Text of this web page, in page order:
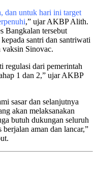
dan untuk hari ini target
,” ujar AKBP Alith.
Bangkalan tersebut
santri dan santriwati
vaksin Sinovac.
regulasi dari pemerintah
1 dan 2,” ujar AKBP
sasar dan selanjutnya
akan melaksanakan
butuh dukungan seluruh
aman dan lancar,”